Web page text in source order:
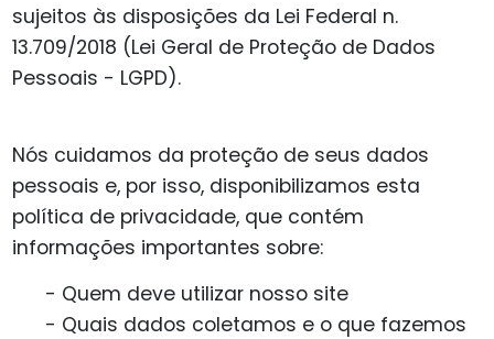
sujeitos às disposições da Lei Federal n.
13.709/2018 (Lei Geral de Proteção de Dados
Pessoais - LGPD).
Nós cuidamos da proteção de seus dados
pessoais e, por isso, disponibilizamos esta
política de privacidade, que contém
informações importantes sobre:
- Quem deve utilizar nosso site
- Quais dados coletamos e o que fazemos